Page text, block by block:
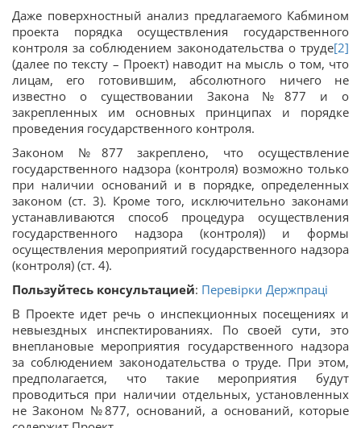
Даже поверхностный анализ предлагаемого Кабмином
проекта порядка осуществления государственного
контроля за соблюдением законодательства о труде[2]
(далее по тексту – Проект) наводит на мысль о том, что
лицам, его готовившим, абсолютного ничего не
известно о существовании Закона №877 и о
закрепленных им основных принципах и порядке
проведения государственного контроля.
Законом №877 закреплено, что осуществление
государственного надзора (контроля) возможно только
при наличии оснований и в порядке, определенных
законом (ст. 3). Кроме того, исключительно законами
устанавливаются способ процедура осуществления
государственного надзора (контроля)) и формы
осуществления мероприятий государственного надзора
(контроля) (ст. 4).
Пользуйтесь консультацией: Перевірки Держпраці
В Проекте идет речь о инспекционных посещениях и
невыездных инспектированиях. По своей сути, это
внеплановые мероприятия государственного надзора
за соблюдением законодательства о труде. При этом,
предполагается, что такие мероприятия будут
проводиться при наличии отдельных, установленных
не Законом №877, оснований, а оснований, которые